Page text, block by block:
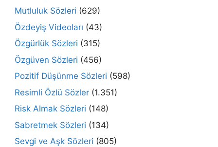
Mutluluk Sözleri (629)
Özdeyiş Videoları (43)
Özgürlük Sözleri (315)
Özgüven Sözleri (456)
Pozitif Düşünme Sözleri (598)
Resimli Özlü Sözler (1.351)
Risk Almak Sözleri (148)
Sabretmek Sözleri (134)
Sevgi ve Aşk Sözleri (805)